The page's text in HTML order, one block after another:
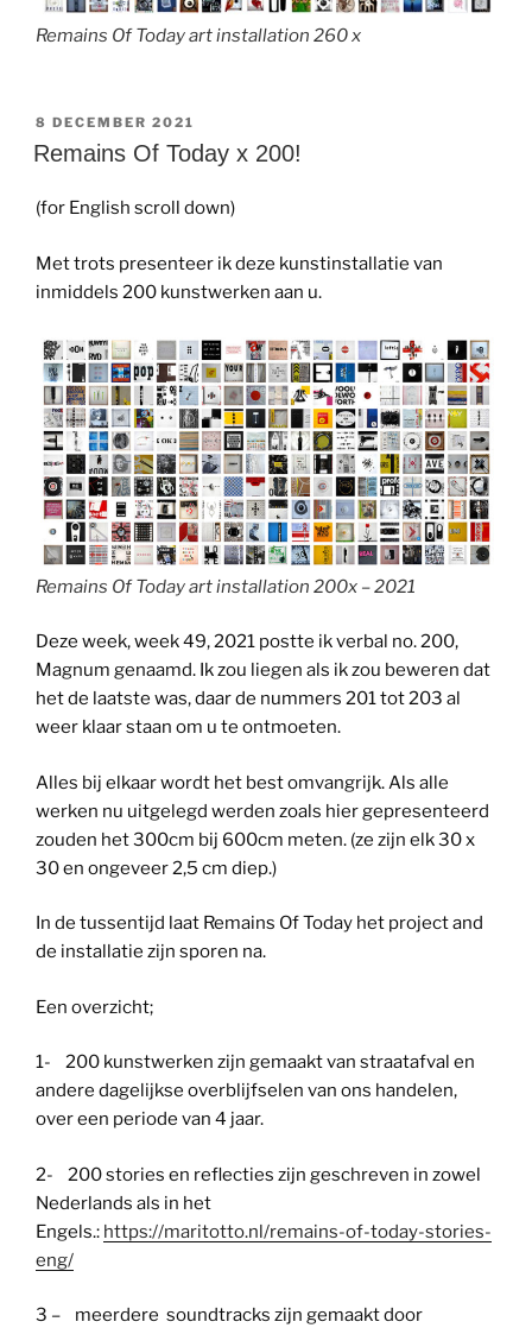
Remains Of Today art installation 260 x
GEPLAATST
OP
8 DECEMBER 2021
Remains Of Today x 200!
(for English scroll down)
Met trots presenteer ik deze kunstinstallatie van
inmiddels 200 kunstwerken aan u.
Remains Of Today art installation 200x – 2021
Deze week, week 49, 2021 postte ik verbal no. 200,
Magnum genaamd. Ik zou liegen als ik zou beweren dat
het de laatste was, daar de nummers 201 tot 203 al
weer klaar staan om u te ontmoeten.
Alles bij elkaar wordt het best omvangrijk. Als alle
werken nu uitgelegd werden zoals hier gepresenteerd
zouden het 300cm bij 600cm meten. (ze zijn elk 30 x
30 en ongeveer 2,5 cm diep.)
In de tussentijd laat Remains Of Today het project and
de installatie zijn sporen na.
Een overzicht;
1- 200 kunstwerken zijn gemaakt van straatafval en
andere dagelijkse overblijfselen van ons handelen,
over een periode van 4 jaar.
2- 200 stories en reflecties zijn geschreven in zowel
Nederlands als in het
Engels.: https://maritotto.nl/remains-of-today-stories-
eng/
3 – meerdere soundtracks zijn gemaakt door